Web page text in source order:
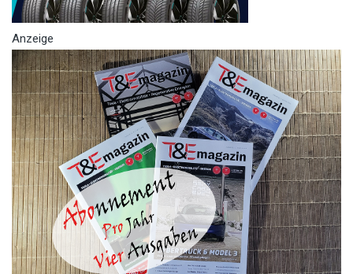
Anzeige